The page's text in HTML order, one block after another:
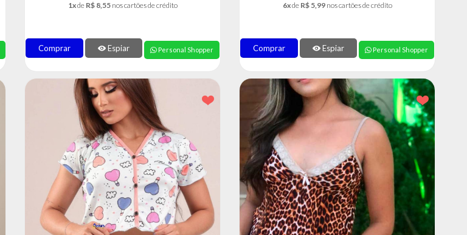
1xde R$ 8,55 nos cartões de crédito
Comprar Espiar Personal Shopper
6xde R$ 5,99 nos cartões de crédito
Comprar Espiar Personal Shopper